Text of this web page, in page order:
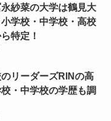
永紗菜の大学は鶴見大
学校・中学校・高校
特定！
リーダーズRINの高
・中学校の学歴も調